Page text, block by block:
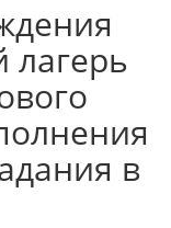
лагерь
в